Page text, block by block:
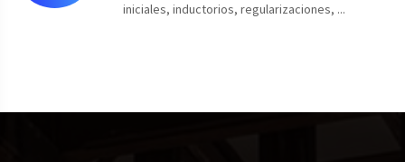
iniciales, inductorios, regularizaciones, ...